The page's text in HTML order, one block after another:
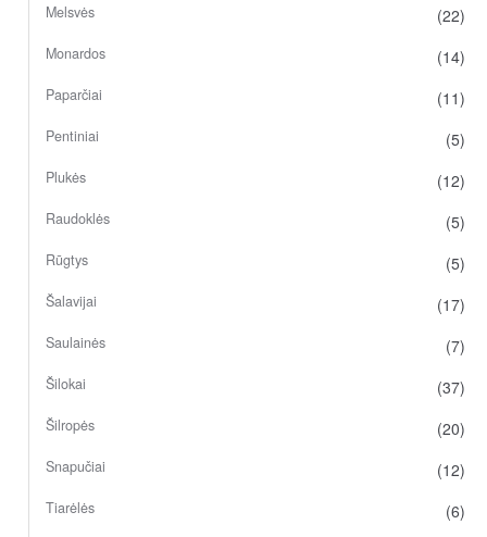
Melsvės (22)
Monardos (14)
Paparčiai (11)
Pentiniai (5)
Plukės (12)
Raudoklės (5)
Rūgtys (5)
Šalavijai (17)
Saulainės (7)
Šilokai (37)
Šilropės (20)
Snapučiai (12)
Tiarėlės (6)